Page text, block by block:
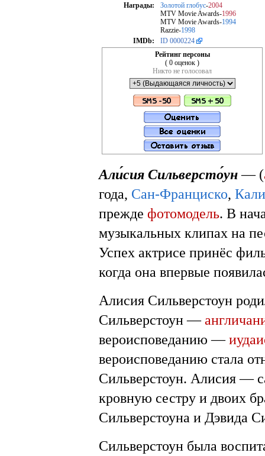
Награды:
Золотой глобус-2004
MTV Movie Awards-1996
MTV Movie Awards-1994
Razzie-1998
IMDb:
ID 0000224
Рейтинг персоны
( 0 оценок )
Никто не голосовал
Али́сия Сильверсто́ун— (
года, Сан-Франциско,
прежде фотомодель. В
музыкальных клипах на
Успех актрисе принёс
когда она впервые
Алисия Сильверстоун
Сильверстоун —
вероисповеданию —
вероисповеданию стала
Сильверстоун. Алисия —
кровную сестру и двоих
Сильверстоуна и Дэвида
Сильверстоун была